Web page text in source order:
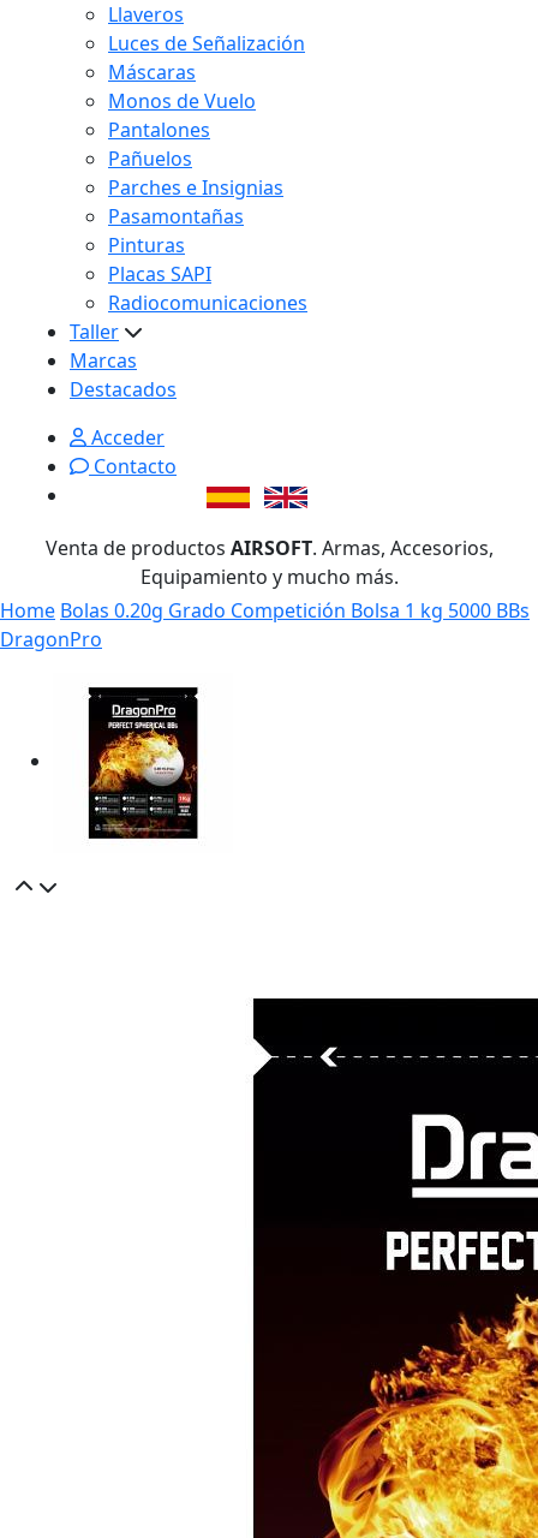
Llaveros
Luces de Señalización
Máscaras
Monos de Vuelo
Pantalones
Pañuelos
Parches e Insignias
Pasamontañas
Pinturas
Placas SAPI
Radiocomunicaciones
Taller
Marcas
Destacados
Acceder
Contacto
Venta de productos AIRSOFT. Armas, Accesorios,
Equipamiento y mucho más.
Home Bolas 0.20g Grado Competición Bolsa 1 kg 5000 BBs
DragonPro